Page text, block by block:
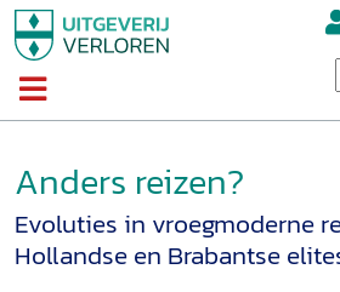
Anders reizen?
Evoluties in vroegmoderne
Hollandse en Brabantse